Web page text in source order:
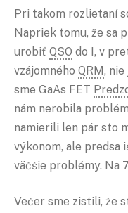
Pri takom rozlietaní
Napriek tomu, že sa
urobiť QSO do I, v
vzájomného QRM,
sme GaAs FET
nám nerobila
namierili len pár sto
výkonom, ale predsa
väčšie problémy. Na
Večer sme zistili, že